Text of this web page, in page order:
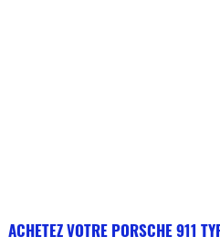
ACHETEZ VOTRE PORSCHE 911